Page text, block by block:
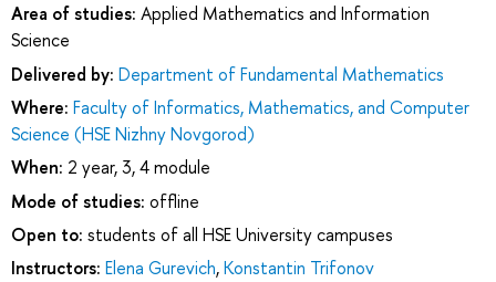
Area of studies: Applied Mathematics and Information
Science
Delivered by: Department of Fundamental Mathematics
Where: Faculty of Informatics, Mathematics, and Computer
Science (HSE Nizhny Novgorod)
When: 2 year, 3, 4 module
Mode of studies: offline
Open to: students of all HSE University campuses
Instructors: Elena Gurevich,Konstantin Trifonov